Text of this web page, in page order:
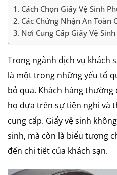
Cách Chọn Giấy Vệ Sinh
Các Chứng Nhận An Toàn
Nơi Cung Cấp Giấy Vệ
Trong ngành dịch vụ khách
là một trong những yếu tố
bỏ qua. Khách hàng
họ dựa trên sự tiện nghi và
cung cấp. Giấy vệ sinh
sinh, mà còn là biểu tượng
đến chi tiết của khách sạn.